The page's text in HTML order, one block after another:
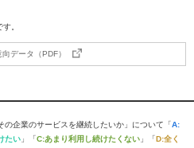
。
データ（PDF）
企業のサービスを継続したいか」について「A:
たい 」「C:あまり利用し続けたくない 」「D:全く